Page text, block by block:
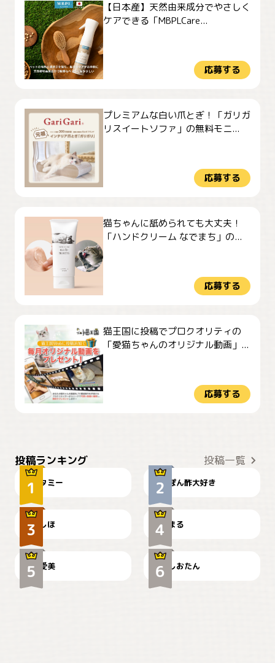
【日本産】天然由来成分でやさしく
ケアできる「MBPLCare...
応募する
プレミアムな白い爪とぎ！「ガリガ
リスイートソファ」の無料モニ...
応募する
猫ちゃんに舐められても大丈夫！
「ハンドクリーム なでまち」の...
応募する
猫王国に投稿でプロクオリティの
「愛猫ちゃんのオリジナル動画」...
応募する
投稿ランキング 投稿一覧
タミー ぽん酢大好き
お弁当になりたいにゃ😽
しほ
🤦‍♀️
まる
かわいい毛玉つき
爱美
暑い日が続くにゃ
しおたん